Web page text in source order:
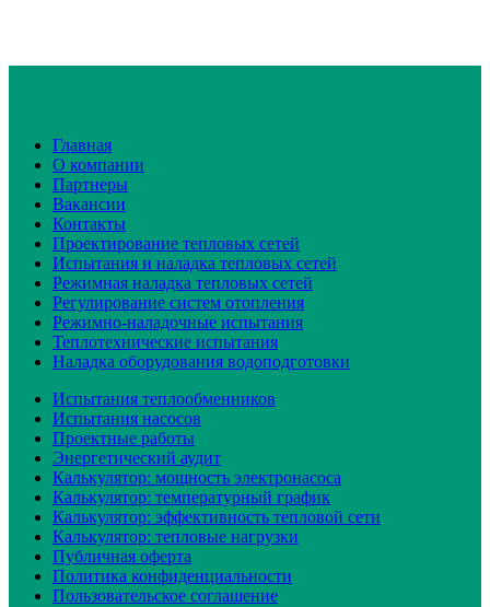
Главная
О компании
Партнеры
Вакансии
Контакты
Проектирование тепловых сетей
Испытания и наладка тепловых сетей
Режимная наладка тепловых сетей
Регулирование систем отопления
Режимно-наладочные испытания
Теплотехнические испытания
Наладка оборудования водоподготовки
Испытания теплообменников
Испытания насосов
Проектные работы
Энергетический аудит
Калькулятор: мощность электронасоса
Калькулятор: температурный график
Калькулятор: эффективность тепловой сети
Калькулятор: тепловые нагрузки
Публичная оферта
Политика конфиденциальности
Пользовательское соглашение